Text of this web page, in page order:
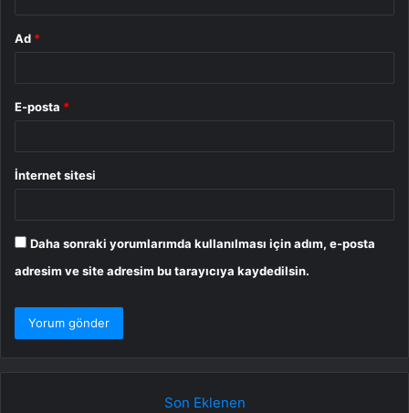
Ad *
E-posta *
İnternet sitesi
Daha sonraki yorumlarımda kullanılması için adım, e-posta
adresim ve site adresim bu tarayıcıya kaydedilsin.
Son Eklenen